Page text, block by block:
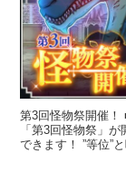
第3回怪物祭開催！ ■開催期間 8/21(月) 11:00 〜 9/8(金) 10:59 ■内容
「第3回怪物祭」
できます！ ”等位”